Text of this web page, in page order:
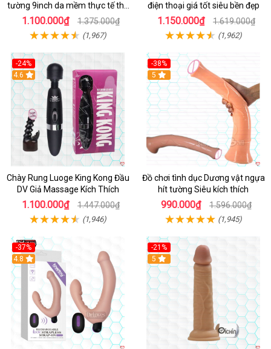
tường 9inch da mềm thực tế thú
vị
1.100.000₫ 1.375.000₫
(1,967)
điện thoại giá tốt siêu bền đẹp
1.150.000₫ 1.619.000₫
(1,962)
-24%
4.6
Chày Rung Luoge King Kong Đầu
DV Giả Massage Kích Thích
1.100.000₫ 1.447.000₫
(1,946)
-38%
Hot
5
Đồ chơi tình dục Dương vật ngựa
hít tường Siêu kích thích
990.000₫ 1.596.000₫
(1,945)
-37%
Hot
4.8
-21%
Hot
5